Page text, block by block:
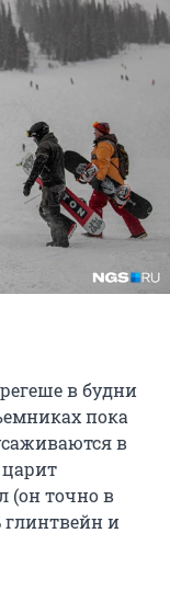
в будни
пока
в
(он точно в
глинтвейн и